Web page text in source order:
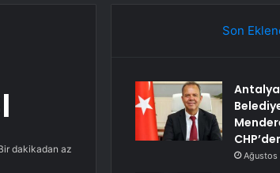
dakikadan az
Son
Ağustos